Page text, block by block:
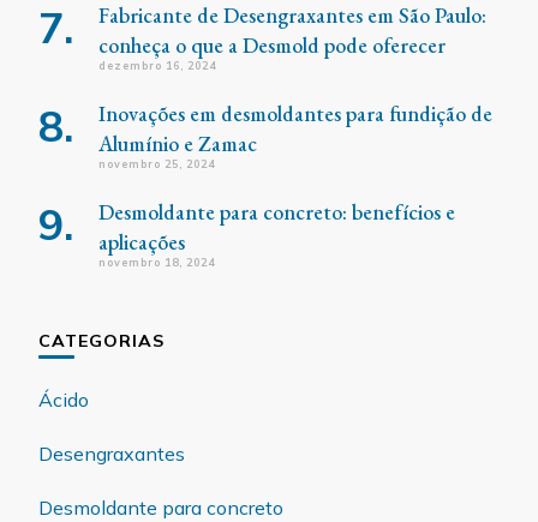
Fabricante de Desengraxantes em São Paulo:
conheça o que a Desmold pode oferecer
dezembro 16, 2024
Inovações em desmoldantes para fundição de
Alumínio e Zamac
novembro 25, 2024
Desmoldante para concreto: benefícios e
aplicações
novembro 18, 2024
CATEGORIAS
Ácido
Desengraxantes
Desmoldante para concreto